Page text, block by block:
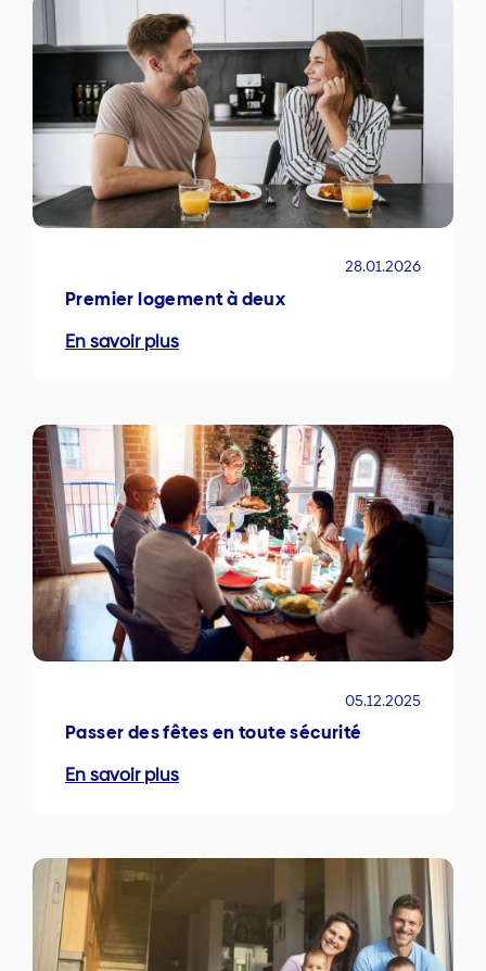
28.01.2026
Premier logement à deux
En savoir plus
05.12.2025
Passer des fêtes en toute sécurité
En savoir plus